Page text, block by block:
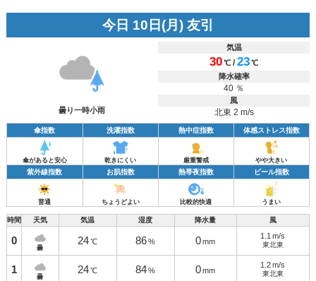
今日 10日(月) 友引
曇り一時小雨
気温
30℃ /23℃
降水確率
40 ％
風
北東 2 m/s
傘指数 洗濯指数 熱中症指数 体感ストレス指数
傘があると安心 乾きにくい 厳重警戒 やや大きい
紫外線指数 お肌指数 熱帯夜指数 ビール指数
普通 ちょうどよい 比較的快適 うまい
時間 天気 気温 湿度 降水量 風
0
曇
24 ℃ 86 % 0 mm
1.1 m/s
東北東
1
曇
24 ℃ 84 % 0 mm
1.2 m/s
東北東